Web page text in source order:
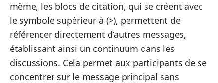
même, les blocs de citation, qui se créent avec
le symbole supérieur à (>), permettent de
référencer directement d’autres messages,
établissant ainsi un continuum dans les
discussions. Cela permet aux participants de se
concentrer sur le message principal sans